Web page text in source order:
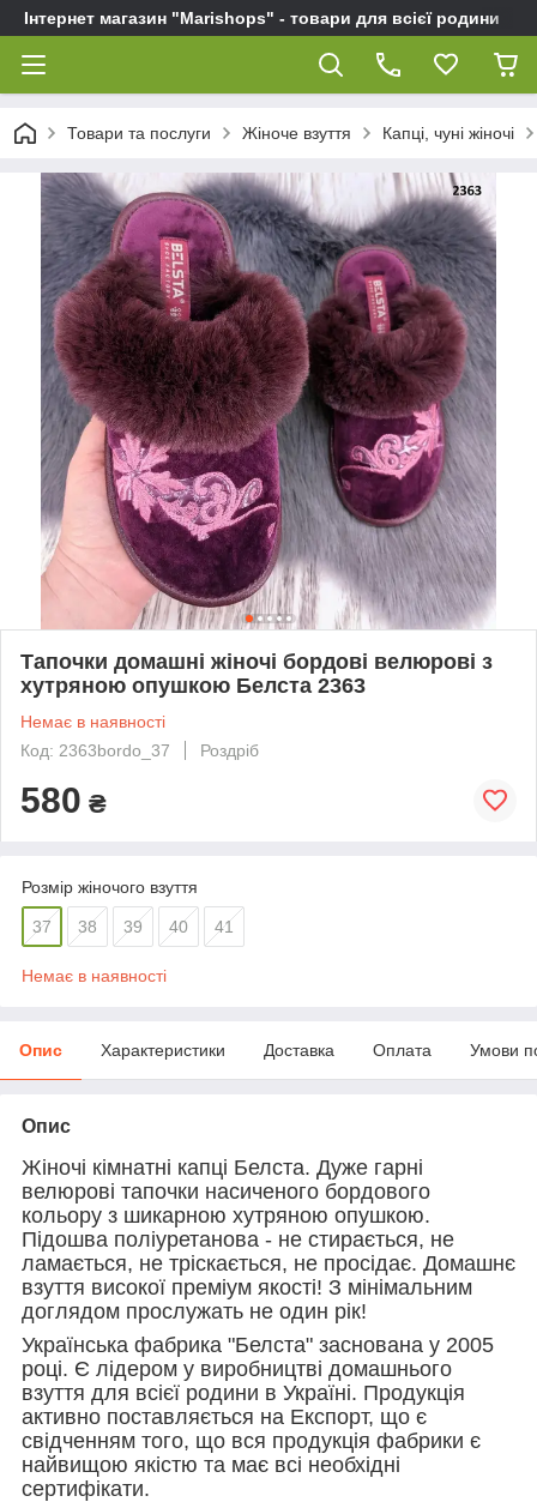
Інтернет магазин "Marishops" - товари для всієї родини
Товари та послуги Жіноче взуття Капці, чуні жіночі
Тапочки домашні жіночі бордові велюрові з
хутряною опушкою Белста 2363
Немає в наявності
Код: 2363bordo_37
Роздріб
580 ₴
Розмір жіночого взуття
37 38 39 40 41
Немає в наявності
Опис Характеристики Доставка Оплата Умови
Опис
Жіночі кімнатні капці Белста. Дуже гарні
велюрові тапочки насиченого бордового
кольору з шикарною хутряною опушкою.
Підошва поліуретанова - не стирається, не
ламається, не тріскається, не просідає. Домашнє
взуття високої преміум якості! З мінімальним
доглядом прослужать не один рік!
Українська фабрика "Белста" заснована у 2005
році. Є лідером у виробництві домашнього
взуття для всієї родини в Україні. Продукція
активно поставляється на Експорт, що є
свідченням того, що вся продукція фабрики є
найвищою якістю та має всі необхідні
сертифікати.